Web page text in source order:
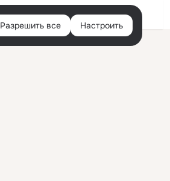
Войти
Разрешить все Настроить